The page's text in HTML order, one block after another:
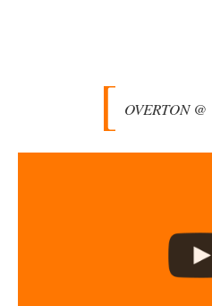
Russland braucht! Ich hoffe…
vor 1 Stunde zu:
Alarm: Witwen- und Witwerrente
@Wallenstein So langsam geht`s mir
Off Topic eigentlich nur bedingt, denn
damit fast zwangsläufig (wenn…
OVERTON